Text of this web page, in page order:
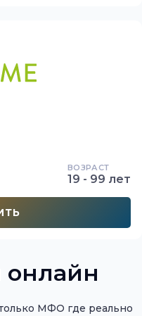
ВОЗРАСТ
19 - 99 лет
онлайн
МФО где реально